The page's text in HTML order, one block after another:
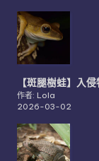
【斑腿樹蛙】入
作者: Lola
2026-03-02